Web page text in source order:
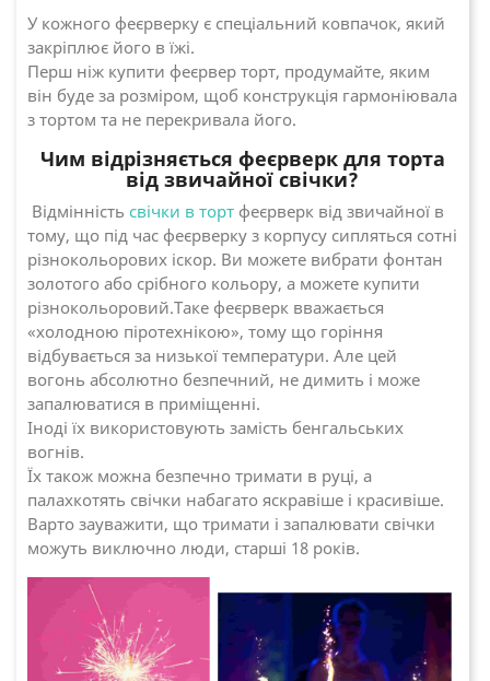
У кожного феєрверку є спеціальний ковпачок, який
закріплює його в їжі.
Перш ніж купити феєрвер торт, продумайте, яким
він буде за розміром, щоб конструкція гармоніювала
з тортом та не перекривала його.
Чим відрізняється феєрверк для торта
від звичайної свічки?
Відмінність свічки в торт феєрверк від звичайної в
тому, що під час феєрверку з корпусу сипляться сотні
різнокольорових іскор. Ви можете вибрати фонтан
золотого або срібного кольору, а можете купити
різнокольоровий.Таке феєрверк вважається
«холодною піротехнікою», тому що горіння
відбувається за низької температури. Але цей
вогонь абсолютно безпечний, не димить і може
запалюватися в приміщенні.
Іноді їх використовують замість бенгальських
вогнів.
Їх також можна безпечно тримати в руці, а
палахкотять свічки набагато яскравіше і красивіше.
Варто зауважити, що тримати і запалювати свічки
можуть виключно люди, старші 18 років.